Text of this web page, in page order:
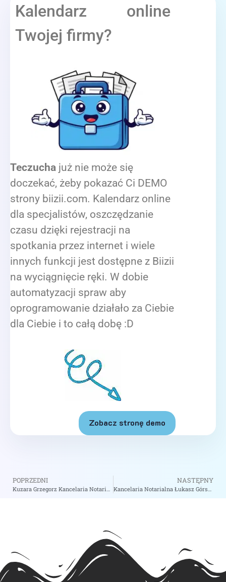
Kalendarz online
Twojej firmy?
Teczucha już nie może się
doczekać, żeby pokazać Ci DEMO
strony biizii.com. Kalendarz online
dla specjalistów, oszczędzanie
czasu dzięki rejestracji na
spotkania przez internet i wiele
innych funkcji jest dostępne z Biizii
na wyciągnięcie ręki. W dobie
automatyzacji spraw aby
oprogramowanie działało za Ciebie
dla Ciebie i to całą dobę :D
Zobacz stronę demo
POPRZEDNI NASTĘPNY